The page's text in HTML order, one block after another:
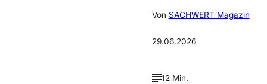
Von SACHWERT Magazin
29.06.2026
12 Min.